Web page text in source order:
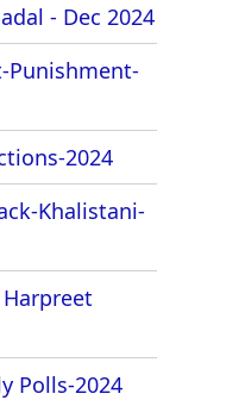
- Dec 2024
Punishment-
2024
Khalistani-
Polls-2024